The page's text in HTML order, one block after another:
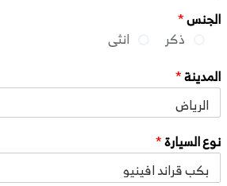
الجنس*
ذكر
انثى
المدينة*
نوع السيارة*